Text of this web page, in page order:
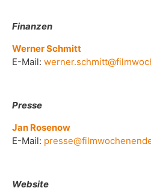
Finanzen
Werner Schmitt
E-Mail:
Presse
Jan Rosenow
E-Mail:
Website